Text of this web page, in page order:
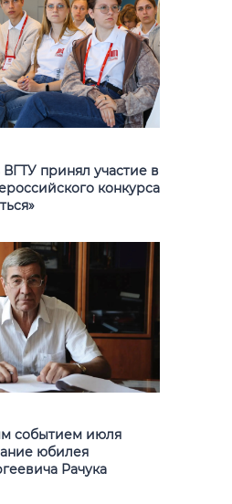
принял участие в
конкурса
событием июля
юбилея
Рачука